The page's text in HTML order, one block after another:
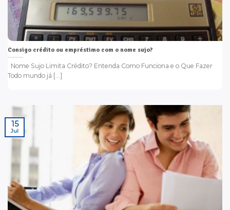
Consigo crédito ou empréstimo com o nome sujo?
Nome Sujo Limita Crédito? Entenda Como Funciona e o Que Fazer
Todo mundo já [...]
15
Jul